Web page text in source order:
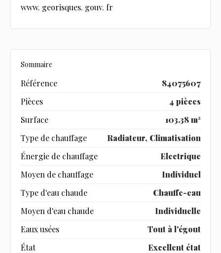
www. georisques. gouv. fr
Sommaire
Référence
84075607
Pièces
4 pièces
Surface
103.38 m²
Type de chauffage
Radiateur, Climatisation
Énergie de chauffage
Electrique
Moyen de chauffage
Individuel
Type d'eau chaude
Chauffe-eau
Moyen d'eau chaude
Individuelle
Eaux usées
Tout à l'égout
État
Excellent état